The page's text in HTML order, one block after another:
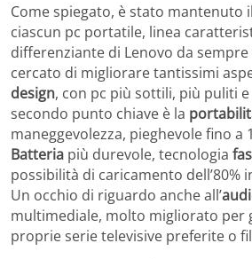
Come spiegato, è stato mantenuto il
ciascun pc portatile, linea
differenziante di Lenovo da sempre
cercato di migliorare tantissimi
design, con pc più sottili, più puliti
secondo punto chiave è la
maneggevolezza, pieghevole fino a
Batteria più durevole, tecnologia
possibilità di caricamento dell’80%
Un occhio di riguardo anche all’
multimediale, molto migliorato per
proprie serie televisive preferite o